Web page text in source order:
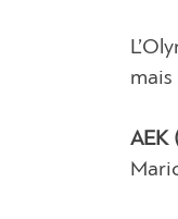
ΑΕΚ